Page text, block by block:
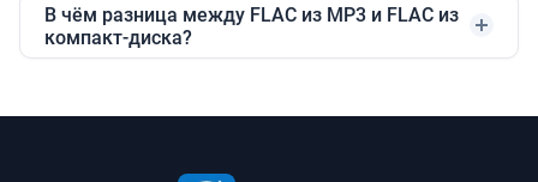
В чём разница между FLAC из MP3 и FLAC из
компакт-диска?